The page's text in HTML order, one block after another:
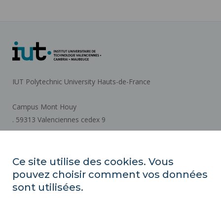
IUT Polytechnic University Hauts-de-France
Campus Mont Houy
. 59313 Valenciennes cedex 9
REGULATORY ACTS
Ce site utilise des cookies. Vous
pouvez choisir comment vos données
sont utilisées.